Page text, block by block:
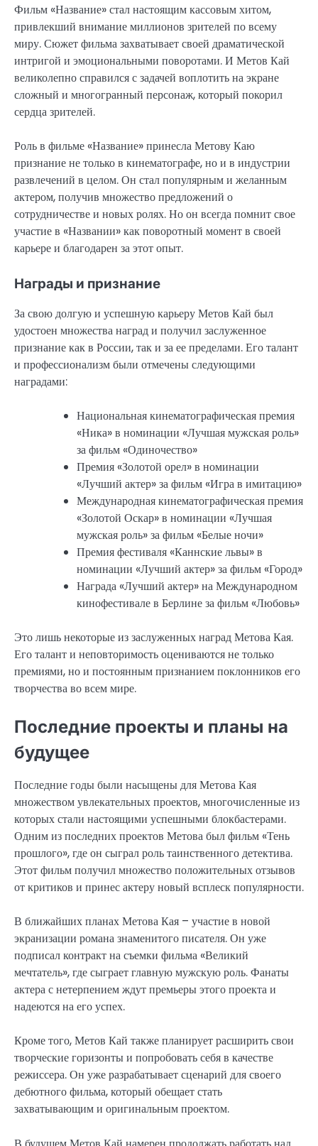
Фильм «Название» стал настоящим кассовым хитом,
привлекший внимание миллионов зрителей по всему
миру. Сюжет фильма захватывает своей драматической
интригой и эмоциональными поворотами. И Метов Кай
великолепно справился с задачей воплотить на экране
сложный и многогранный персонаж, который покорил
сердца зрителей.
Роль в фильме «Название» принесла Метову Каю
признание не только в кинематографе, но и в индустрии
развлечений в целом. Он стал популярным и желанным
актером, получив множество предложений о
сотрудничестве и новых ролях. Но он всегда помнит свое
участие в «Названии» как поворотный момент в своей
карьере и благодарен за этот опыт.
Награды и признание
За свою долгую и успешную карьеру Метов Кай был
удостоен множества наград и получил заслуженное
признание как в России, так и за ее пределами. Его талант
и профессионализм были отмечены следующими
наградами:
Национальная кинематографическая премия
«Ника» в номинации «Лучшая мужская роль»
за фильм «Одиночество»
Премия «Золотой орел» в номинации
«Лучший актер» за фильм «Игра в имитацию»
Международная кинематографическая премия
«Золотой Оскар» в номинации «Лучшая
мужская роль» за фильм «Белые ночи»
Премия фестиваля «Каннские львы» в
номинации «Лучший актер» за фильм «Город»
Награда «Лучший актер» на Международном
кинофестивале в Берлине за фильм «Любовь»
Это лишь некоторые из заслуженных наград Метова Кая.
Его талант и неповторимость оцениваются не только
премиями, но и постоянным признанием поклонников его
творчества во всем мире.
Последние проекты и планы на
будущее
Последние годы были насыщены для Метова Кая
множеством увлекательных проектов, многочисленные из
которых стали настоящими успешными блокбастерами.
Одним из последних проектов Метова был фильм «Тень
прошлого», где он сыграл роль таинственного детектива.
Этот фильм получил множество положительных отзывов
от критиков и принес актеру новый всплеск популярности.
В ближайших планах Метова Кая – участие в новой
экранизации романа знаменитого писателя. Он уже
подписал контракт на съемки фильма «Великий
мечтатель», где сыграет главную мужскую роль. Фанаты
актера с нетерпением ждут премьеры этого проекта и
надеются на его успех.
Кроме того, Метов Кай также планирует расширить свои
творческие горизонты и попробовать себя в качестве
режиссера. Он уже разрабатывает сценарий для своего
дебютного фильма, который обещает стать
захватывающим и оригинальным проектом.